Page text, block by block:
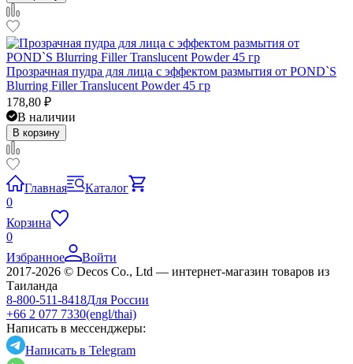
Прозрачная пудра для лица с эффектом размытия от POND`S
Blurring Filler Translucent Powder 45 гр
178,80 ₽
В наличии
В корзину
Главная
Каталог
0
Корзина
0
Избранное
Войти
2017-2026 © Decos Co., Ltd — интернет-магазин товаров из
Таиланда
8-800-511-8418Для России
+66 2 077 7330(engl/thai)
Написать в мессенджеры:
Написать в Telegram